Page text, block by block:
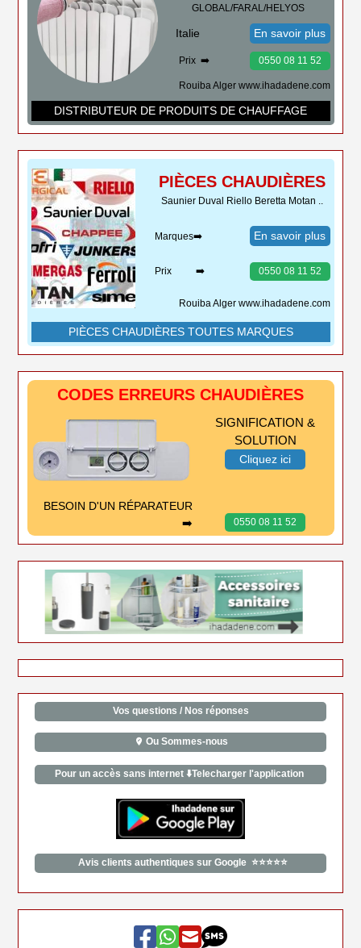
GLOBAL/FARAL/HELYOS
Italie En savoir plus
Prix ➡️ 0550 08 11 52
Rouiba Alger www.ihadadene.com
DISTRIBUTEUR DE PRODUITS DE CHAUFFAGE
PIÈCES CHAUDIÈRES
Saunier Duval Riello Beretta Motan ..
Marques➡️ En savoir plus
Prix ➡️ 0550 08 11 52
Rouiba Alger www.ihadadene.com
PIÈCES CHAUDIÈRES TOUTES MARQUES
CODES ERREURS CHAUDIÈRES
SIGNIFICATION &
SOLUTION
Cliquez ici
0550 08 11 52
BESOIN D'UN RÉPARATEUR
➡️
Vos questions / Nos réponses
Ou Sommes-nous
Pour un accès sans internet ⬇️Telecharger l'application
Avis clients authentiques sur Google ⭐⭐⭐⭐⭐